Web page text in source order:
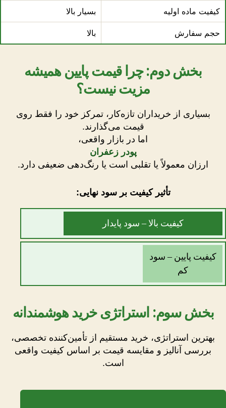
کیفیت ماده اولیه بسیار بالا
حجم سفارش بالا
بخش دوم: چرا قیمت پایین همیشه
مزیت نیست؟
بسیاری از خریداران تازه‌کار، تمرکز خود را فقط روی
قیمت می‌گذارند.
اما در بازار واقعی،
پودر زعفران
ارزان معمولاً یا تقلبی است یا رنگ‌دهی ضعیفی دارد.
تأثیر کیفیت بر سود نهایی:
کیفیت بالا – سود پایدار
کیفیت پایین – سود
کم
بخش سوم: استراتژی خرید هوشمندانه
بهترین استراتژی، خرید مستقیم از تأمین‌کننده تخصصی،
بررسی آنالیز و مقایسه قیمت بر اساس کیفیت واقعی
است.